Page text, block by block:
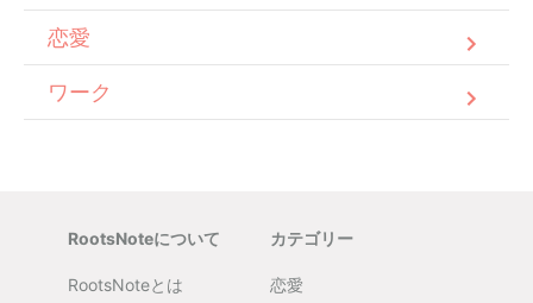
恋愛
ワーク
RootsNoteについて
RootsNoteとは
カテゴリー
恋愛